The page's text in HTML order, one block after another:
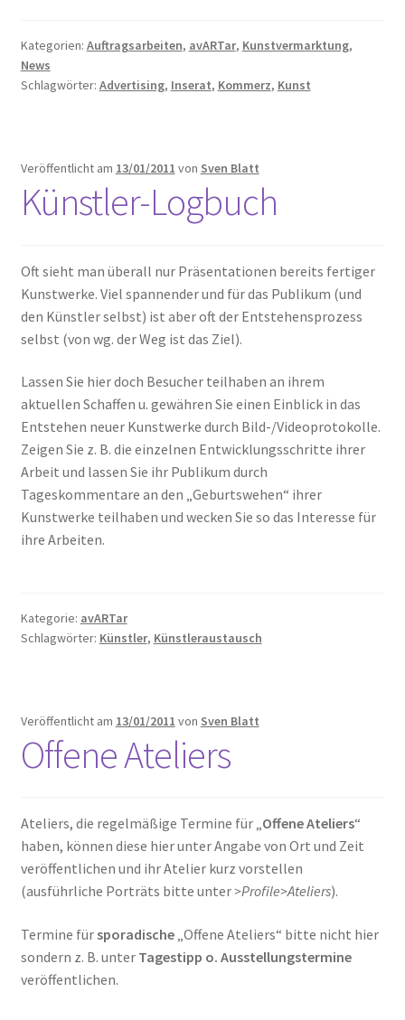
Kategorien: Auftragsarbeiten, avARTar, Kunstvermarktung,
News
Schlagwörter: Advertising, Inserat, Kommerz, Kunst
Veröffentlicht am 13/01/2011 von Sven Blatt
Künstler-Logbuch
Oft sieht man überall nur Präsentationen bereits fertiger
Kunstwerke. Viel spannender und für das Publikum (und
den Künstler selbst) ist aber oft der Entstehensprozess
selbst (von wg. der Weg ist das Ziel).
Lassen Sie hier doch Besucher teilhaben an ihrem
aktuellen Schaffen u. gewähren Sie einen Einblick in das
Entstehen neuer Kunstwerke durch Bild-/Videoprotokolle.
Zeigen Sie z. B. die einzelnen Entwicklungsschritte ihrer
Arbeit und lassen Sie ihr Publikum durch
Tageskommentare an den „Geburtswehen“ ihrer
Kunstwerke teilhaben und wecken Sie so das Interesse für
ihre Arbeiten.
Kategorie: avARTar
Schlagwörter: Künstler, Künstleraustausch
Veröffentlicht am 13/01/2011 von Sven Blatt
Offene Ateliers
Ateliers, die regelmäßige Termine für „Offene Ateliers“
haben, können diese hier unter Angabe von Ort und Zeit
veröffentlichen und ihr Atelier kurz vorstellen
(ausführliche Porträts bitte unter>Profile>Ateliers).
Termine fürsporadische„Offene Ateliers“ bitte nicht hier
sondern z. B. unter Tagestipp o. Ausstellungstermine
veröffentlichen.